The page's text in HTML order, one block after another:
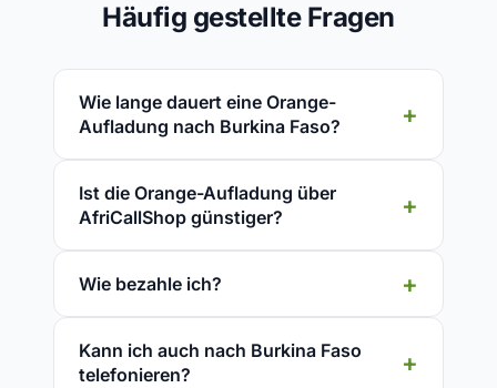
Häufig gestellte Fragen
Wie lange dauert eine Orange-
Aufladung nach Burkina Faso?
Ist die Orange-Aufladung über
AfriCallShop günstiger?
Wie bezahle ich?
Kann ich auch nach Burkina Faso
telefonieren?